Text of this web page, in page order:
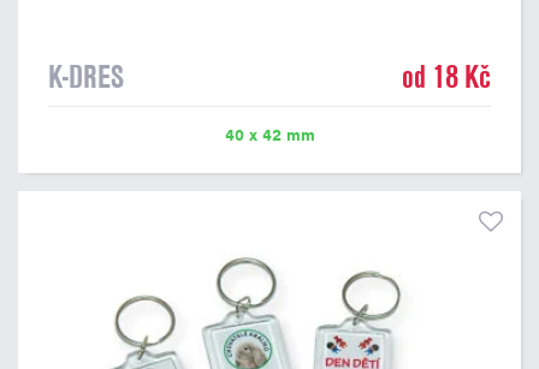
K-DRES od 18 Kč
40 x 42 mm